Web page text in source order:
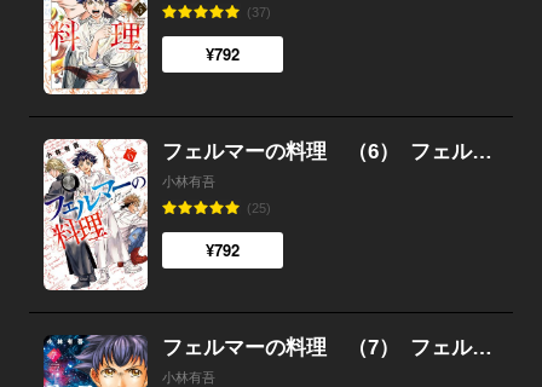
(37)
¥792
フェルマーの料理 （6） フェルマーの料理
小林有吾
(25)
¥792
フェルマーの料理 （7） フェルマーの料理
小林有吾